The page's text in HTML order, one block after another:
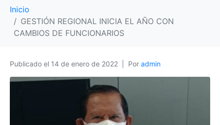
Inicio
GESTIÓN REGIONAL INICIA EL AÑO CON
CAMBIOS DE FUNCIONARIOS
Publicado el 14 de enero de 2022 Por admin